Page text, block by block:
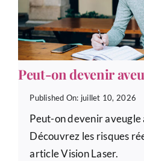
Peut-on devenir
Published On: juillet 10, 2026
Peut-on devenir aveugle
Découvrez les risques
article Vision Laser.